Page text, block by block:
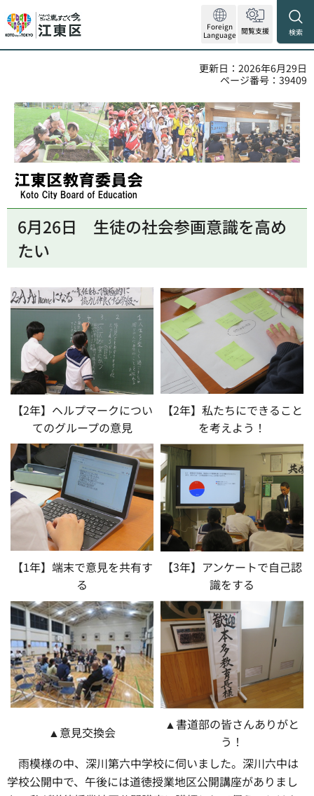
Foreign
Language 閲覧支援 検索
更新日：2026年6月29日
ページ番号：39409
江東区教育委員会
6月26日
生徒の社会参画意識を高め
たい
【2年】ヘルプマークについ
てのグループの意見
【2年】私たちにできること
を考えよう！
【1年】端末で意見を共有す
る
【3年】アンケートで自己認
識をする
▲意見交換会
▲書道部の皆さんありがと
う！
雨模様の中、 深川第六中学校に伺いました。深川六中は
学校公開中で、午後には道徳授業地区公開講座がありまし